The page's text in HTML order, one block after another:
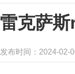
雷克萨
发布时间：2024-02-